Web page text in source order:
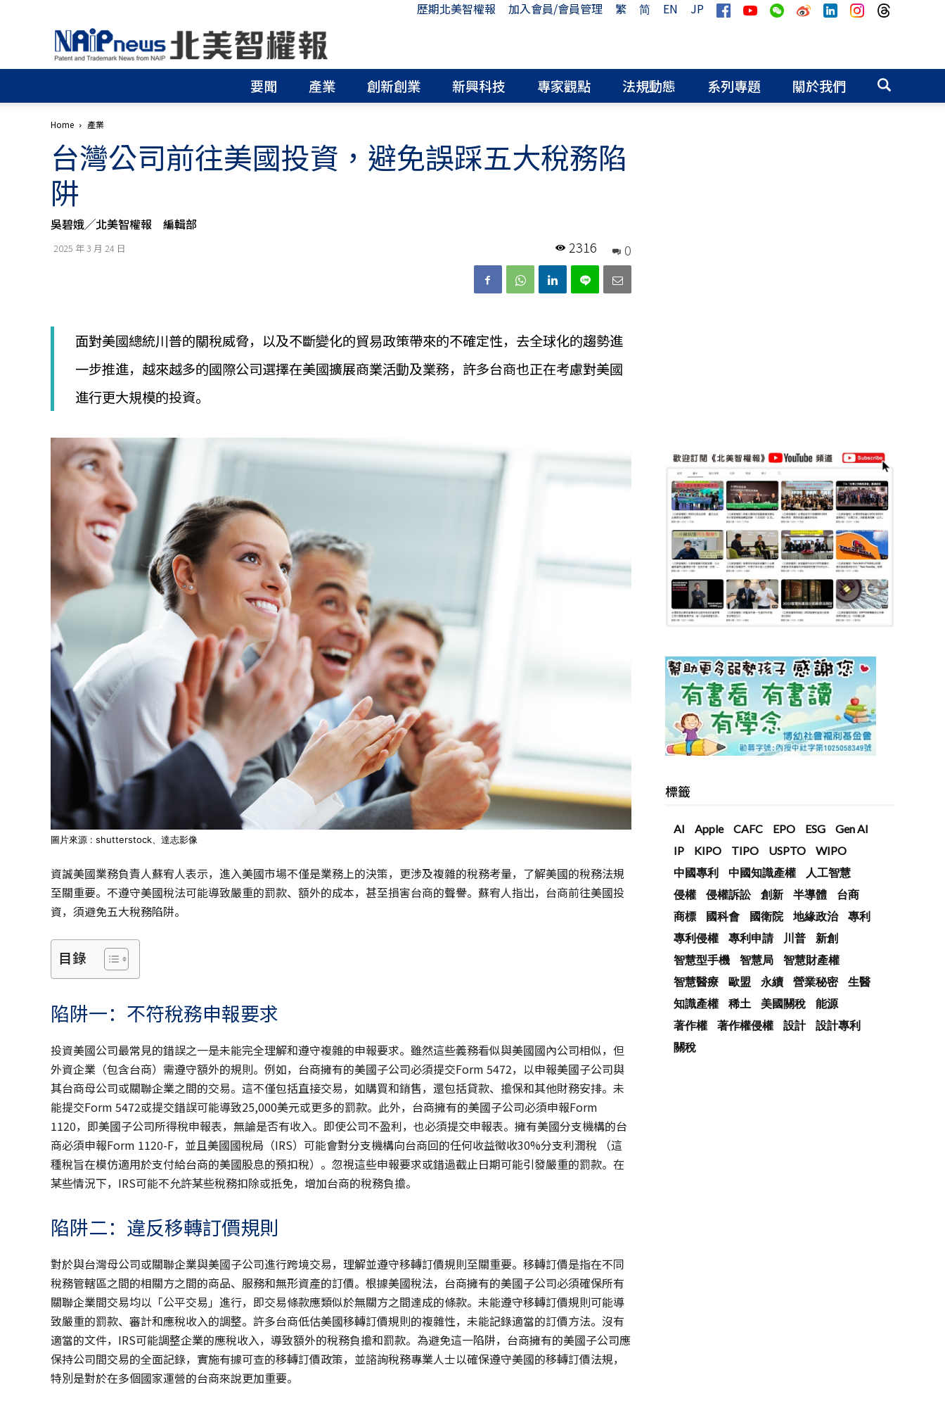
歷期北美智權報 加入會員/會員管理 繁 简 EN
JP
北
美
智
權
│
申
請
│
申
請
智
財
權
顧
問
美
國
專
要聞 產業 創新創業 新興科技 專家觀點 法規動態 系列專題 關於我們
Home 產業
台灣公司前往美國投資，避免誤踩五大稅務陷
阱
吳碧娥╱北美智權報 編輯部
2025 年 3 月 24 日 0
2316
面對美國總統川普的關稅威脅，以及不斷變化的貿易政策帶來的不確定性，去全球化的趨勢進
一步推進，越來越多的國際公司選擇在美國擴展商業活動及業務，許多台商也正在考慮對美國
進行更大規模的投資。
圖片來源 : shutterstock、達志影像
資誠美國業務負責人蘇宥人表示，進入美國市場不僅是業務上的決策，更涉及複雜的稅務考量，了解美國的稅務法規
至關重要。不遵守美國稅法可能導致嚴重的罰款、額外的成本，甚至損害台商的聲譽。蘇宥人指出，台商前往美國投
資，須避免五大稅務陷阱。
目錄
陷阱一：不符稅務申報要求
投資美國公司最常見的錯誤之一是未能完全理解和遵守複雜的申報要求。雖然這些義務看似與美國國內公司相似，但
外資企業（包含台商）需遵守額外的規則。例如，台商擁有的美國子公司必須提交Form 5472，以申報美國子公司與
其台商母公司或關聯企業之間的交易。這不僅包括直接交易，如購買和銷售，還包括貸款、擔保和其他財務安排。未
能提交Form 5472或提交錯誤可能導致25,000美元或更多的罰款。此外，台商擁有的美國子公司必須申報Form
1120，即美國子公司所得稅申報表，無論是否有收入。即使公司不盈利，也必須提交申報表。擁有美國分支機構的台
商必須申報Form 1120-F，並且美國國稅局（IRS）可能會對分支機構向台商回的任何收益徵收30%分支利潤稅 （這
種稅旨在模仿適用於支付給台商的美國股息的預扣稅）。忽視這些申報要求或錯過截止日期可能引發嚴重的罰款。在
某些情況下，IRS可能不允許某些稅務扣除或抵免，增加台商的稅務負擔。
陷阱二：違反移轉訂價規則
對於與台灣母公司或關聯企業與美國子公司進行跨境交易，理解並遵守移轉訂價規則至關重要。移轉訂價是指在不同
稅務管轄區之間的相關方之間的商品、服務和無形資產的訂價。根據美國稅法，台商擁有的美國子公司必須確保所有
關聯企業間交易均以「公平交易」進行，即交易條款應類似於無關方之間達成的條款。未能遵守移轉訂價規則可能導
致嚴重的罰款、審計和應稅收入的調整。許多台商低估美國移轉訂價規則的複雜性，未能記錄適當的訂價方法。沒有
適當的文件，IRS可能調整企業的應稅收入，導致額外的稅務負擔和罰款。為避免這一陷阱，台商擁有的美國子公司應
保持公司間交易的全面記錄，實施有據可查的移轉訂價政策，並諮詢稅務專業人士以確保遵守美國的移轉訂價法規，
特別是對於在多個國家運營的台商來說更加重要。
標籤
AI Apple CAFC EPO ESG
Gen AI
IP
KIPO TIPO USPTO
WIPO
中國專利
中國知識產權
人工智慧
侵權
侵權訴訟 創新 半導體
台商
商標
國科會 國衛院 地緣政治
專利
專利侵權
專利申請 川普
新創
智慧型手機
智慧局
智慧財產權
智慧醫療
歐盟 永續 營業秘密
生醫
知識產權
稀土 美國關稅
能源
著作權
著作權侵權 設計
設計專利
關稅